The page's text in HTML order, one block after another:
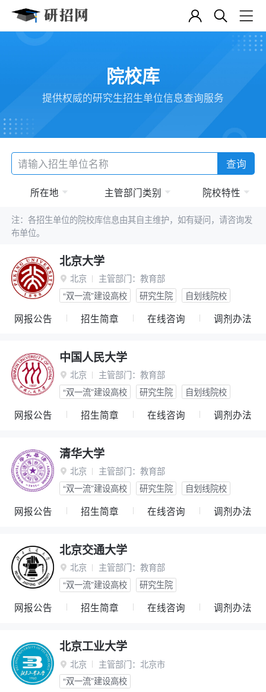
院校库
提供权威的研究生招生单位信息查询服务
查询
所在地 主管部门类别 院校特性
注：各招生单位的院校库信息由其自主维护，如有疑问，请咨询发
布单位。
北京大学
 北京 主管部门： 教育部
“双一流”建设高校
研究生院 自划线院校
网报公告 招生简章 在线咨询 调剂办法
中国人民大学
 北京 主管部门： 教育部
“双一流”建设高校
研究生院 自划线院校
网报公告 招生简章 在线咨询 调剂办法
清华大学
 北京 主管部门： 教育部
“双一流”建设高校
研究生院 自划线院校
网报公告 招生简章 在线咨询 调剂办法
北京交通大学
 北京 主管部门： 教育部
“双一流”建设高校
研究生院
网报公告 招生简章 在线咨询 调剂办法
北京工业大学
 北京 主管部门： 北京市
“双一流”建设高校